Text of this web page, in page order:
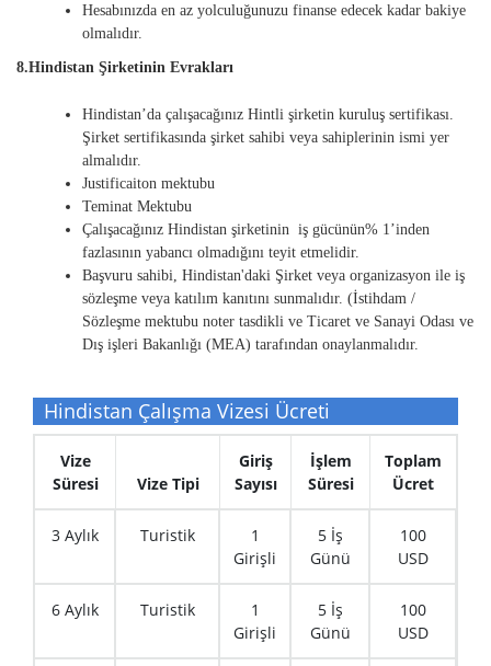
Hesabınızda en az yolculuğunuzu finanse edecek kadar bakiye
olmalıdır.
8.Hindistan Şirketinin Evrakları
Hindistan’da çalışacağınız Hintli şirketin kuruluş sertifikası.
Şirket sertifikasında şirket sahibi veya sahiplerinin ismi yer
almalıdır.
Justificaiton mektubu
Teminat Mektubu
Çalışacağınız Hindistan şirketinin iş gücünün% 1’inden
fazlasının yabancı olmadığını teyit etmelidir.
Başvuru sahibi, Hindistan'daki Şirket veya organizasyon ile iş
sözleşme veya katılım kanıtını sunmalıdır. (İstihdam /
Sözleşme mektubu noter tasdikli ve Ticaret ve Sanayi Odası ve
Dış işleri Bakanlığı (MEA) tarafından onaylanmalıdır.
Hindistan Çalışma Vizesi Ücreti
Vize
Süresi
Vize Tipi
Giriş
Sayısı
İşlem
Süresi
Toplam
Ücret
3 Aylık Turistik
1
Girişli
5 İş
Günü
100
USD
6 Aylık Turistik
1
Girişli
5 İş
Günü
100
USD